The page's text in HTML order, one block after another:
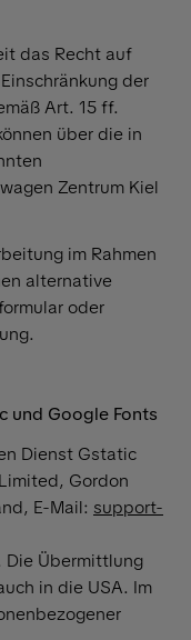
das Recht auf
der
Art. 15 ff.
über die in
Zentrum Kiel
im Rahmen
alternative
oder
und Google Fonts
Dienst Gstatic
Gordon
E-Mail: support-
Die Übermittlung
in die USA. Im